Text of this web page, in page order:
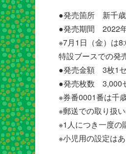
●発売箇所 新千歳
●発売期間 2022年
※7月1日（金）は
特設ブースでの発
●発売金額 3枚1
●発売枚数 3,000
※券番0001番は千
※郵送での取り扱い
※1人につき一度の
※小児用の設定はあ